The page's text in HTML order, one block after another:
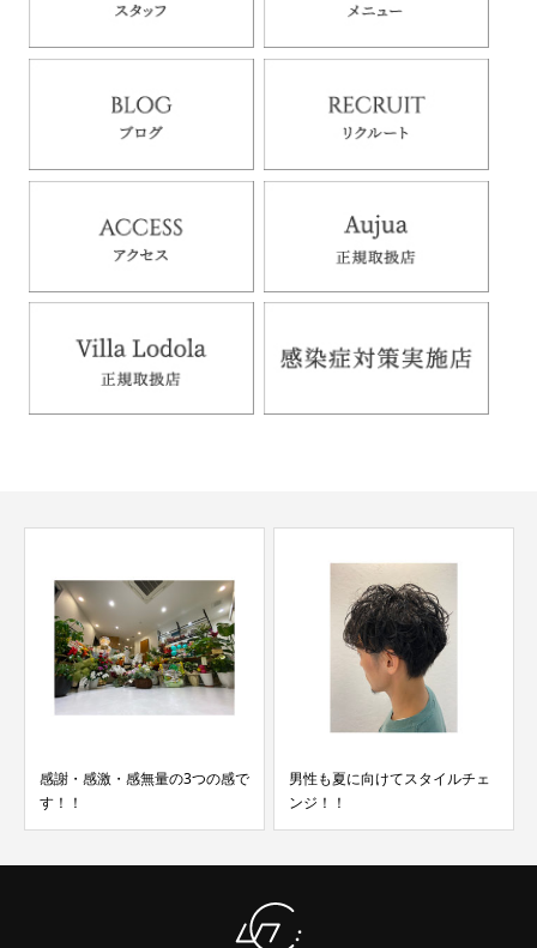
感謝・感激・感無量の3つの感で
す！！
男性も夏に向けてスタイルチェ
ンジ！！